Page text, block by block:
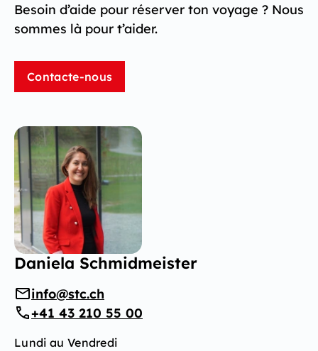
Besoin d’aide pour réserver ton voyage ? Nous
sommes là pour t’aider.
Contacte-nous
Daniela Schmidmeister
info@stc.ch
+41 43 210 55 00
Lundi au Vendredi